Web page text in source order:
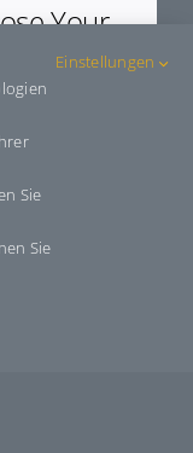
Your
Telegram
Jutta-Sucker
Sie
Sie
Einstellungen